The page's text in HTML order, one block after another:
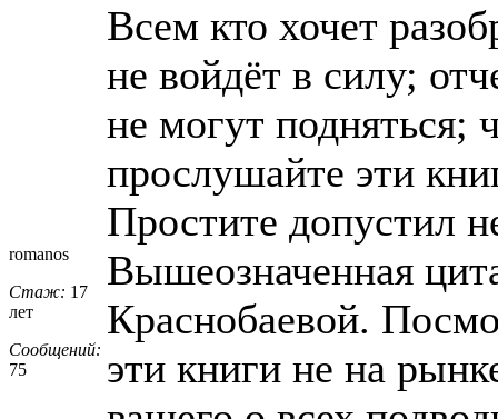
romanos
Стаж: 17
лет
Сообщений:
75
Всем кто хочет
не войдёт в силу;
не могут подняться;
прослушайте эти
Простите допустил
Вышеозначенная
Краснобаевой.
эти книги не на